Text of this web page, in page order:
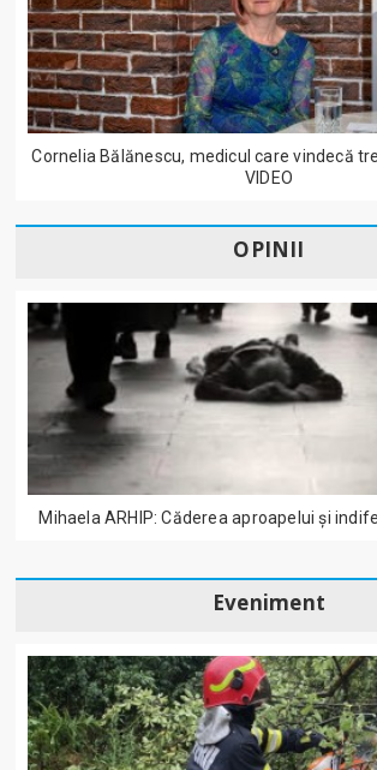
Cornelia Bălănescu, medicul care vindecă
VIDEO
OPINII
Mihaela ARHIP: Căderea aproapelui și
Eveniment